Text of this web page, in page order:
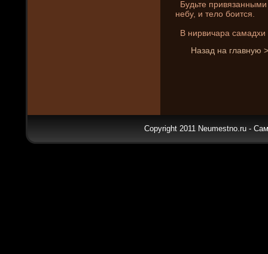
Будьте
небу, и тело бοится.
В ни­рвичара самадхи
Назад на главную
Copyright 2011 Neumestno.ru -